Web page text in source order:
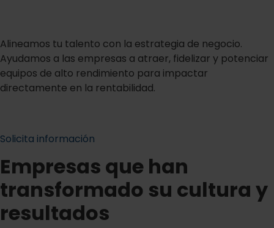
Alineamos tu talento con la estrategia de negocio.
Ayudamos a las empresas a atraer, fidelizar y potenciar
equipos de alto rendimiento para impactar
directamente en la rentabilidad.
Solicita información
Empresas que han
transformado su cultura y
resultados